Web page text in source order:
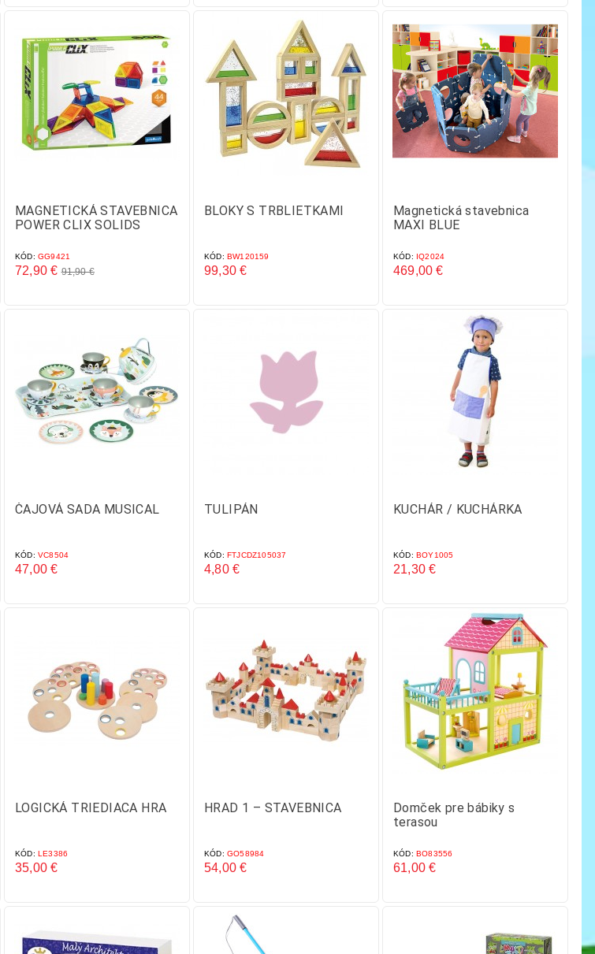
MAGNETICKÁ STAVEBNICA
POWER CLIX SOLIDS
KÓD: GG9421
72,90 € 91,90 €
BLOKY S TRBLIETKAMI
KÓD: BW120159
99,30 €
Magnetická stavebnica
MAXI BLUE
KÓD: IQ2024
469,00 €
ČAJOVÁ SADA MUSICAL
KÓD: VC8504
47,00 €
TULIPÁN
KÓD: FTJCDZ105037
4,80 €
KUCHÁR / KUCHÁRKA
KÓD: BOY1005
21,30 €
LOGICKÁ TRIEDIACA HRA
KÓD: LE3386
35,00 €
HRAD 1 – STAVEBNICA
KÓD: GO58984
54,00 €
Domček pre bábiky s
terasou
KÓD: BO83556
61,00 €